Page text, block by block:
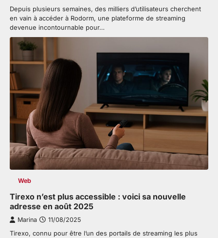
Depuis plusieurs semaines, des milliers d’utilisateurs cherchent
en vain à accéder à Rodorm, une plateforme de streaming
devenue incontournable pour…
Web
Tirexo n’est plus accessible : voici sa nouvelle
adresse en août 2025
Marina 11/08/2025
Tirexo, connu pour être l’un des portails de streaming les plus